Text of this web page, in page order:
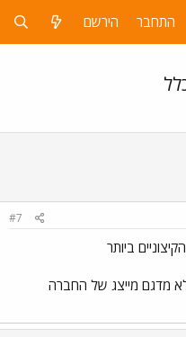
התחבר הירשם
#7
ביותר
מדגם מייצג של החברה